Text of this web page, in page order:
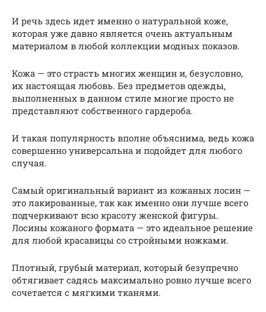
И речь здесь идет именно о натуральной коже,
которая уже давно является очень актуальным
материалом в любой коллекции модных показов.
Кожа — это страсть многих женщин и, безусловно,
их настоящая любовь. Без предметов одежды,
выполненных в данном стиле многие просто не
представляют собственного гардероба.
И такая популярность вполне объяснима, ведь кожа
совершенно универсальна и подойдет для любого
случая.
Самый оригинальный вариант из кожаных лосин —
это лакированные, так как именно они лучше всего
подчеркивают всю красоту женской фигуры.
Лосины кожаного формата — это идеальное решение
для любой красавицы со стройными ножками.
Плотный, грубый материал, который безупречно
обтягивает садясь максимально ровно лучше всего
сочетается с мягкими тканями.